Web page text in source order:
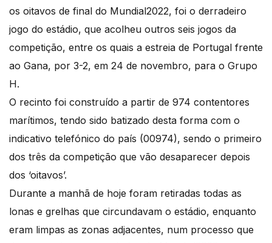
os oitavos de final do Mundial2022, foi o derradeiro
jogo do estádio, que acolheu outros seis jogos da
competição, entre os quais a estreia de Portugal frente
ao Gana, por 3-2, em 24 de novembro, para o Grupo
H.
O recinto foi construído a partir de 974 contentores
marítimos, tendo sido batizado desta forma com o
indicativo telefónico do país (00974), sendo o primeiro
dos três da competição que vão desaparecer depois
dos ‘oitavos’.
Durante a manhã de hoje foram retiradas todas as
lonas e grelhas que circundavam o estádio, enquanto
eram limpas as zonas adjacentes, num processo que